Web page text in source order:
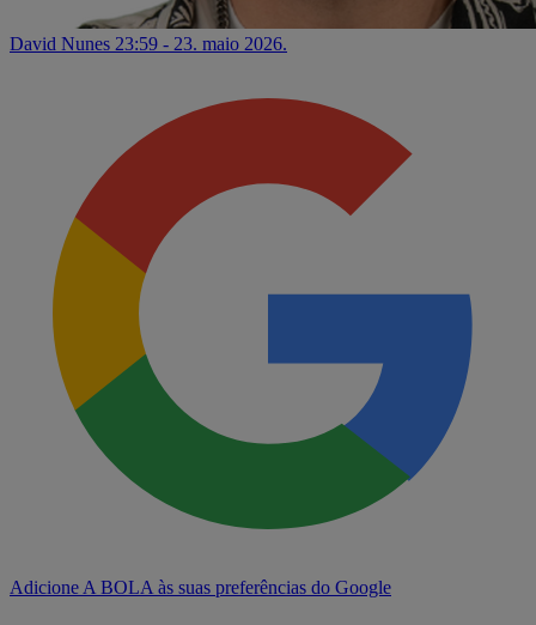
David Nunes 23:59 - 23. maio 2026.
Adicione A BOLA às suas preferências do Google